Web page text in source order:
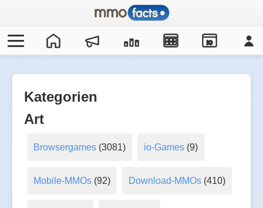
IO
Kategorien
Art
Browsergames(3081) io-Games (9)
Mobile-MMOs(92) Download-MMOs (410)